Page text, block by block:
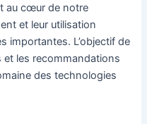
au cœur de notre
et leur utilisation
importantes. L’objectif de
et les recommandations
des technologies